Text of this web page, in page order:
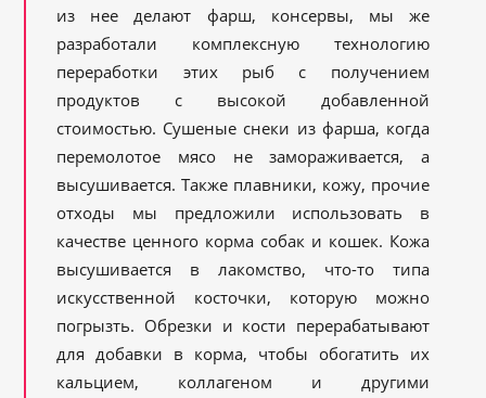
из нее делают фарш, консервы, мы же
разработали комплексную технологию
переработки этих рыб с получением
продуктов с высокой добавленной
стоимостью. Сушеные снеки из фарша, когда
перемолотое мясо не замораживается, а
высушивается. Также плавники, кожу, прочие
отходы мы предложили использовать в
качестве ценного корма собак и кошек. Кожа
высушивается в лакомство, что-то типа
искусственной косточки, которую можно
погрызть. Обрезки и кости перерабатывают
для добавки в корма, чтобы обогатить их
кальцием, коллагеном и другими